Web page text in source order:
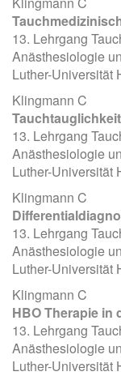
13. Lehrgang
Anästhesiologie
Luther-Universität
Klingmann C
13. Lehrgang
Anästhesiologie
Luther-Universität
Klingmann C
13. Lehrgang
Anästhesiologie
Luther-Universität
Klingmann C
HBO Therapie in
13. Lehrgang
Anästhesiologie
Luther-Universität